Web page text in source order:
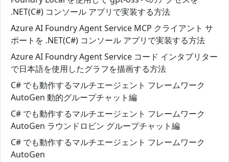
.NET(C#) コンソール アプリで実装する方法
Azure AI Foundry Agent Service MCP クライアント サ
ポートを .NET(C#) コンソール アプリで実装する方法
Azure AI Foundry Agent Service コード インタプリター
で日本語を使用したグラフを描画する方法
C# でも動作するマルチエージェント フレームワーク
AutoGen 動的グループチャット編
C# でも動作するマルチエージェント フレームワーク
AutoGen ラウンドロビン グループチャット編
C# でも動作するマルチエージェント フレームワーク
AutoGen